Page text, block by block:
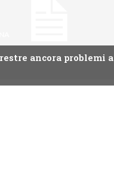
ancora problemi a